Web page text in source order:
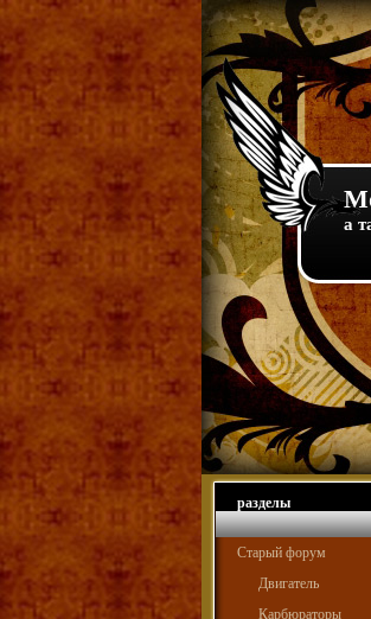
а
разделы
Старый форум
Двигатель
Карбюраторы